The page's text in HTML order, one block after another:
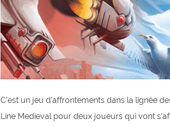
C’est un jeu d’affrontements dans la lignée
Line Medieval pour deux joueurs qui vont